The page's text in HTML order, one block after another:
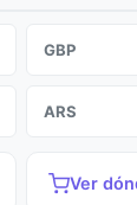
GBP
ARS
Ver